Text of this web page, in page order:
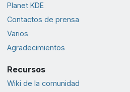
Planet KDE
Contactos de prensa
Varios
Agradecimientos
Recursos
Wiki de la comunidad